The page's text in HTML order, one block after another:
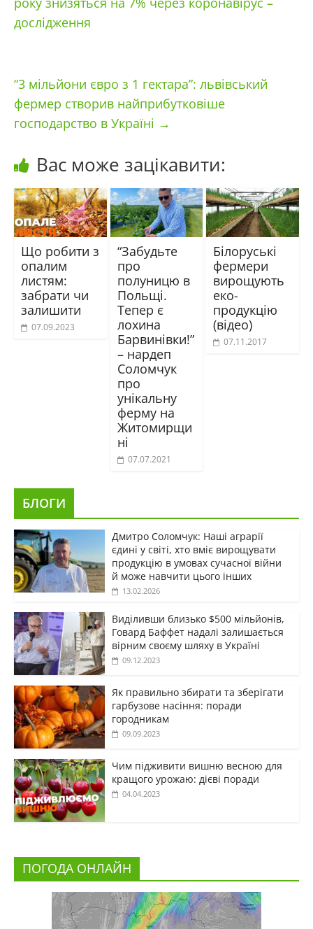
дослідження
“3 мільйони євро з 1 гектара”: львівський
фермер створив найприбутковіше
господарство в Україні →
Вас може зацікавити:
Що робити з
опалим
листям:
забрати чи
залишити
07.09.2023
“Забудьте
про
полуницю в
Польщі.
Тепер є
лохина
Барвинівки!”
– нардеп
Соломчук
про
унікальну
ферму на
Житомирщи
ні
07.07.2021
Білоруські
фермери
вирощують
еко-
продукцію
(відео)
07.11.2017
БЛОГИ
Дмитро Соломчук: Наші аграрії
єдині у світі, хто вміє вирощувати
продукцію в умовах сучасної війни
й може навчити цього інших
13.02.2026
Виділивши близько $500 мільйонів,
Говард Баффет надалі залишається
вірним своєму шляху в Україні
09.12.2023
Як правильно збирати та зберігати
гарбузове насіння: поради
городникам
09.09.2023
Чим підживити вишню весною для
кращого урожаю: дієві поради
04.04.2023
ПОГОДА ОНЛАЙН